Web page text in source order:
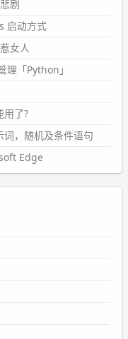
剧
启动方式
女人
理「Python」
用了?
词，随机及条件语句
Edge